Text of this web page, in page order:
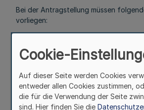
Bei der Antragstellung müssen
vorliegen:
zur Verfügung gestellten Mustern,
b) die Beschreibung des Vorhabens,
Beschreibung (Erläuterungsbericht)
sollte:
Cookie-
Auf dieser Seite werden Cookies
entweder allen Cookies zustimmen,
die für die Verwendung der Seite
sind. Hier finden Sie die